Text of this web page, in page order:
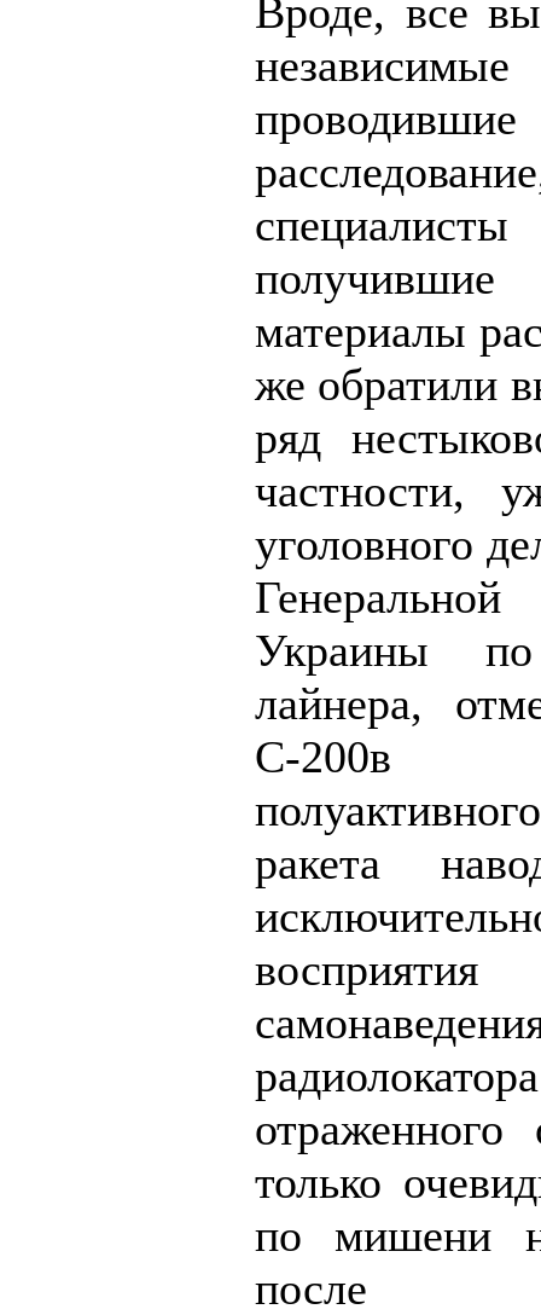
Вроде, все
материалы
же обратили
ряд
частности,
уголовного
Украины
лайнера,
С-200в
ракета
только
по мишени
после